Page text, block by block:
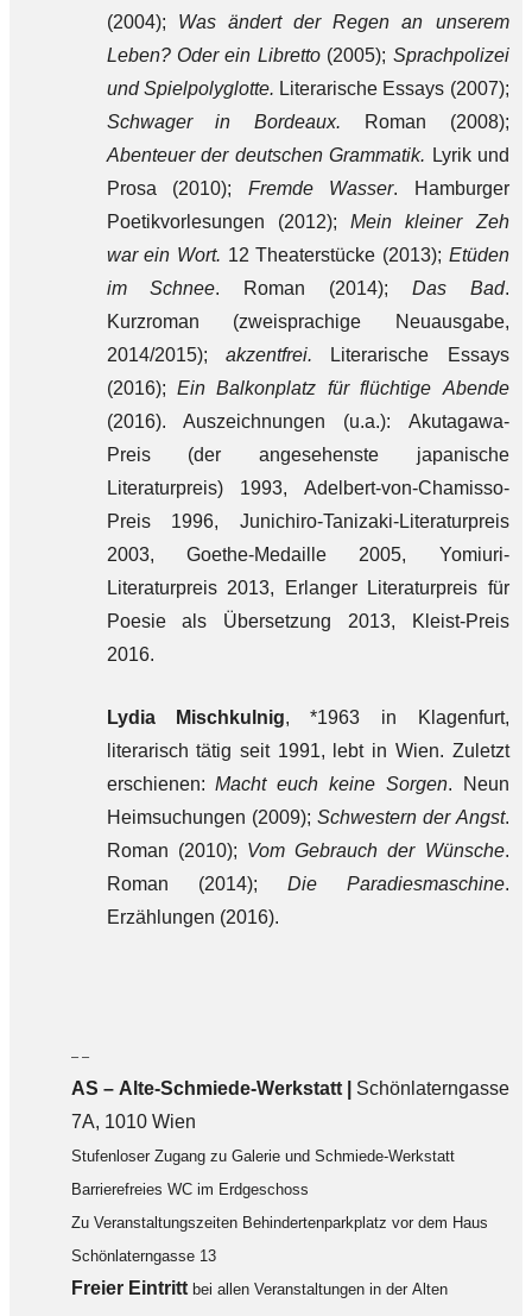
(2004); Was ändert der Regen an unserem
Leben? Oder ein Libretto(2005); Sprachpolizei
und Spielpolyglotte. Literarische Essays (2007);
Schwager in Bordeaux.
Roman (2008);
Abenteuer der deutschen Grammatik. Lyrik und
Prosa (2010); Fremde Wasser. Hamburger
Poetikvorlesungen (2012); Mein kleiner Zeh
war ein Wort. 12 Theaterstücke (2013); Etüden
im Schnee. Roman (2014); Das Bad.
Kurzroman (zweisprachige Neuausgabe,
2014/2015); akzentfrei. Literarische Essays
(2016); Ein Balkonplatz für flüchtige Abende
(2016). Auszeichnungen (u.a.): Akutagawa-
Preis (der angesehenste japanische
Literaturpreis) 1993, Adelbert-von-Chamisso-
Preis 1996, Junichiro-Tanizaki-Literaturpreis
2003, Goethe-Medaille 2005, Yomiuri-
Literaturpreis 2013, Erlanger Literaturpreis für
Poesie als Übersetzung 2013, Kleist-Preis
2016.
Lydia Mischkulnig, *1963 in Klagenfurt,
literarisch tätig seit 1991, lebt in Wien. Zuletzt
erschienen: Macht euch keine Sorgen. Neun
Heimsuchungen (2009); Schwestern der Angst.
Roman (2010); Vom Gebrauch der Wünsche.
Roman (2014); Die Paradiesmaschine.
Erzählungen (2016).
– –
AS – Alte-Schmiede-Werkstatt | Schönlaterngasse
7A, 1010 Wien
Stufenloser Zugang zu Galerie und Schmiede-Werkstatt
Barrierefreies WC im Erdgeschoss
Zu Veranstaltungszeiten Behindertenparkplatz vor dem Haus
Schönlaterngasse 13
Freier Eintritt bei allen Veranstaltungen in der Alten